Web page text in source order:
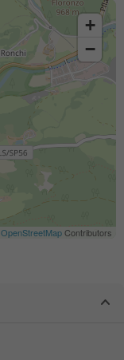
+
−
OpenStreetMapContributors